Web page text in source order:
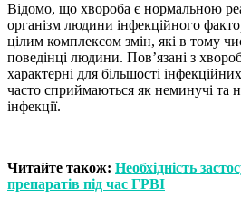
Відомо, що хвороба є нормальною
організм людини інфекційного
цілим комплексом змін, які в тому
поведінці людини. Пов’язані з
характерні для більшості
часто сприймаються як неминучі та
інфекції.
Читайте також: Необхідність
препаратів під час ГРВІ